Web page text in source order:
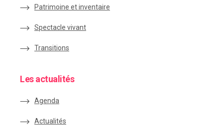
Patrimoine et inventaire
Spectacle vivant
Transitions
Les actualités
Agenda
Actualités